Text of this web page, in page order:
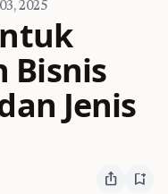
2025
Bisnis
Jenis
ios_share bookmark_add